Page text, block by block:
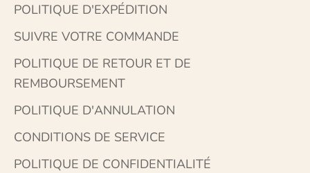
POLITIQUE D'EXPÉDITION
SUIVRE VOTRE COMMANDE
POLITIQUE DE RETOUR ET DE
REMBOURSEMENT
POLITIQUE D'ANNULATION
CONDITIONS DE SERVICE
POLITIQUE DE CONFIDENTIALITÉ